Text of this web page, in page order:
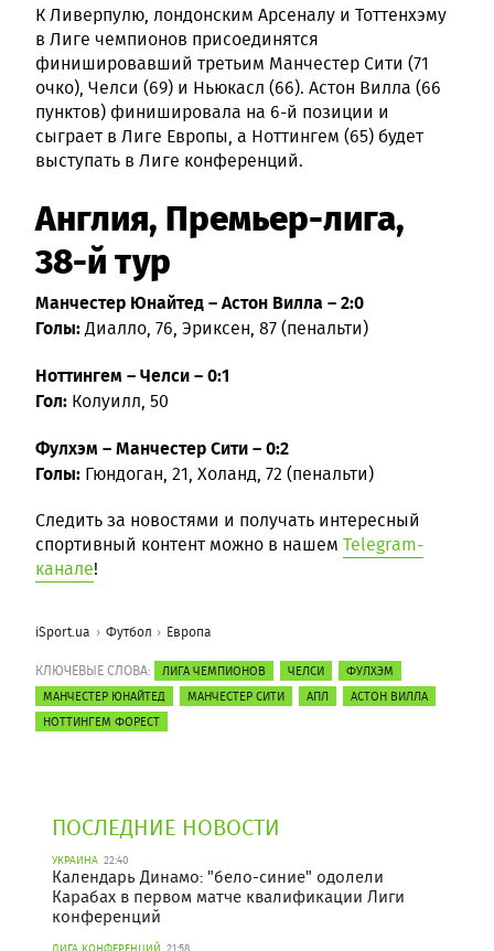
К Ливерпулю, лондонским Арсеналу и Тоттенхэму
в Лиге чемпионов присоединятся
финишировавший третьим Манчестер Сити (71
очко), Челси (69) и Ньюкасл (66). Астон Вилла (66
пунктов) финишировала на 6-й позиции и
сыграет в Лиге Европы, а Ноттингем (65) будет
выступать в Лиге конференций.
Англия, Премьер-лига,
38-й тур
Манчестер Юнайтед – Астон Вилла – 2:0
Голы:Диалло, 76, Эриксен, 87 (пенальти)
Ноттингем – Челси – 0:1
Гол: Колуилл, 50
Фулхэм – Манчестер Сити – 0:2
Голы: Гюндоган, 21, Холанд, 72 (пенальти)
Следить за новостями и получать интересный
спортивный контент можно в нашем Telegram-
канале!
iSport.ua Футбол Европа
КЛЮЧЕВЫЕ СЛОВА: ЛИГА ЧЕМПИОНОВ ЧЕЛСИ
ФУЛХЭМ
МАНЧЕСТЕР ЮНАЙТЕД
МАНЧЕСТЕР СИТИ АПЛ
АСТОН ВИЛЛА
НОТТИНГЕМ ФОРЕСТ
ПОСЛЕДНИЕ НОВОСТИ
УКРАИНА 22:40
Календарь Динамо: "бело-синие" одолели
Карабах в первом матче квалификации Лиги
конференций